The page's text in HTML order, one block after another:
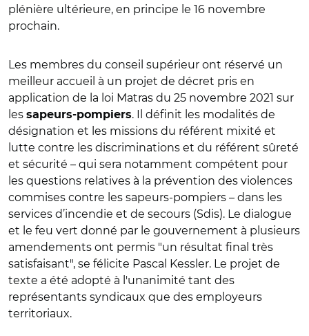
plénière ultérieure, en principe le 16 novembre
prochain.
Les membres du conseil supérieur ont réservé un
meilleur accueil à un projet de décret pris en
application de la loi Matras du 25 novembre 2021 sur
les sapeurs-pompiers. Il définit les modalités de
désignation et les missions du référent mixité et
lutte contre les discriminations et du référent sûreté
et sécurité – qui sera notamment compétent pour
les questions relatives à la prévention des violences
commises contre les sapeurs-pompiers – dans les
services d’incendie et de secours (Sdis). Le dialogue
et le feu vert donné par le gouvernement à plusieurs
amendements ont permis "un résultat final très
satisfaisant", se félicite Pascal Kessler. Le projet de
texte a été adopté à l'unanimité tant des
représentants syndicaux que des employeurs
territoriaux.